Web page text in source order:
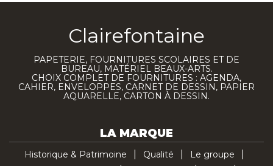
Clairefontaine
PAPETERIE, FOURNITURES SCOLAIRES ET DE
BUREAU, MATÉRIEL BEAUX-ARTS.
CHOIX COMPLET DE FOURNITURES : AGENDA,
CAHIER, ENVELOPPES, CARNET DE DESSIN, PAPIER
AQUARELLE, CARTON À DESSIN.
LA MARQUE
Historique & Patrimoine Qualité
Le groupe